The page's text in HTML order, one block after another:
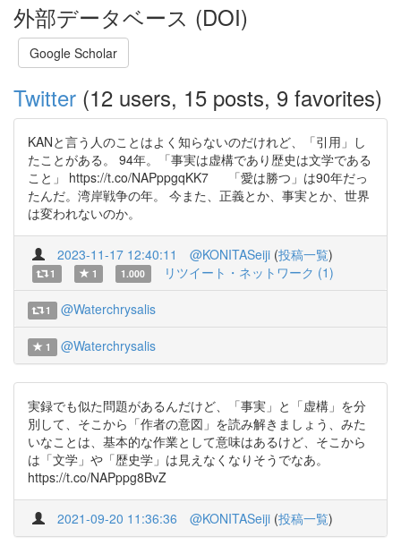
外部データベース (DOI)
Google Scholar
Twitter (12 users, 15 posts, 9 favorites)
KANと言う人のことはよく知らないのだけれど、「引用」し
たことがある。 94年。「事実は虚構であり歴史は文学である
こと」 https://t.co/NAPppgqKK7 「愛は勝つ」は90年だっ
たんだ。湾岸戦争の年。 今また、正義とか、事実とか、世界
は変われないのか。
2023-11-17 12:40:11 @KONITASeiji (投稿一覧)
1 1 1.000 リツイート・ネットワーク (1)
1 @Waterchrysalis
1 @Waterchrysalis
実録でも似た問題があるんだけど、「事実」と「虚構」を分
別して、そこから「作者の意図」を読み解きましょう、みた
いなことは、基本的な作業として意味はあるけど、そこから
は「文学」や「歴史学」は見えなくなりそうでなあ。
https://t.co/NAPppg8BvZ
2021-09-20 11:36:36 @KONITASeiji (投稿一覧)